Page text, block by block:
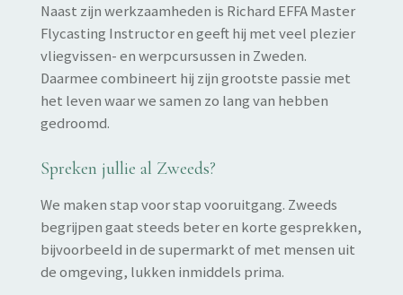
Naast zijn werkzaamheden is Richard EFFA Master
Flycasting Instructor en geeft hij met veel plezier
vliegvissen- en werpcursussen in Zweden.
Daarmee combineert hij zijn grootste passie met
het leven waar we samen zo lang van hebben
gedroomd.
Spreken jullie al Zweeds?
We maken stap voor stap vooruitgang. Zweeds
begrijpen gaat steeds beter en korte gesprekken,
bijvoorbeeld in de supermarkt of met mensen uit
de omgeving, lukken inmiddels prima.